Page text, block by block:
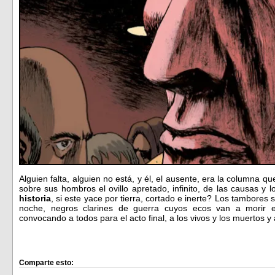
Alguien falta, alguien no está, y él, el ausente, era la columna
sobre sus hombros el ovillo apretado, infinito, de las causas y
historia , si este yace por tierra, cortado e inerte? Los
noche, negros clarines de guerra cuyos ecos van a morir
convocando a todos para el acto final, a los vivos y los muertos
Comparte esto: